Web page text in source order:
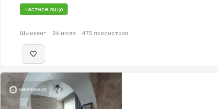
площадка
частное лицо
Шымкент 26 июля 475 просмотров